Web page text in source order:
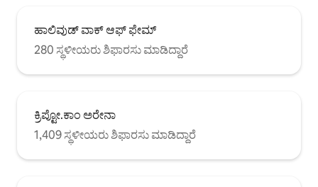
ಹಾಲಿವುಡ್ ವಾಕ್ ಆಫ್ ಫೇಮ್
280 ಸ್ಥಳೀಯರು ಶಿಫಾರಸು ಮಾಡಿದ್ದಾರೆ
ಕ್ರಿಪ್ಟೋ.ಕಾಂ ಅರೇನಾ
1,409 ಸ್ಥಳೀಯರು ಶಿಫಾರಸು ಮಾಡಿದ್ದಾರೆ